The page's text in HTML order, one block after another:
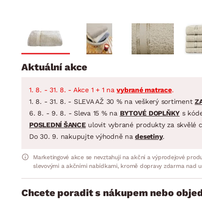
Aktuální akce
1. 8. - 31. 8. - Akce 1 + 1 navybrané matrace.
1. 8. - 31. 8. - SLEVA AŽ 30 % na veškerý sortiment
6. 8. - 9. 8. - Sleva 15 % na BYTOVÉ DOPLŇKY s
POSLEDNÍ ŠANCEulovit vybrané produkty za skvělé
Do 30. 9. nakupujte výhodně nadesetiny.
Marketingové akce se nevztahují na akční a výprodejové
slevovými a akčními nabídkami, kromě dopravy zdarma nad
Chcete poradit s nákupem nebo